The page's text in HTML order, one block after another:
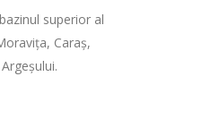
superior al
Caraș,